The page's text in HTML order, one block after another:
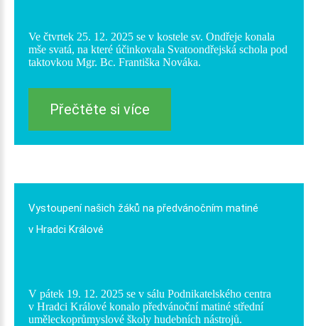
Ve čtvrtek 25. 12. 2025 se v kostele sv. Ondřeje konala
mše svatá, na které účinkovala Svatoondřejská schola pod
taktovkou Mgr. Bc. Františka Nováka.
Přečtěte si více
Vystoupení našich žáků na předvánočním matiné
v Hradci Králové
V pátek 19. 12. 2025 se v sálu Podnikatelského centra
v Hradci Králové konalo předvánoční matiné střední
uměleckoprůmyslové školy hudebních nástrojů.